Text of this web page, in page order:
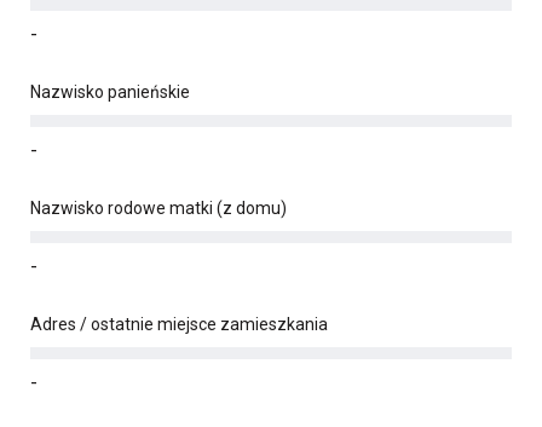
-
Nazwisko panieńskie
-
Nazwisko rodowe matki (z domu)
-
Adres / ostatnie miejsce zamieszkania
-